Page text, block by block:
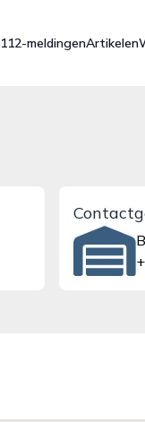
112-meldingenArtikelen